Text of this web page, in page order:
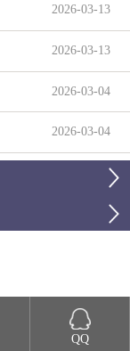
2026-03-13
2026-03-13
2026-03-04
2026-03-04
QQ